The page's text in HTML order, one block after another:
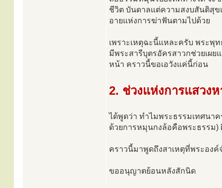
ชีวิต บันดาลแต่ความสงบสันติสุ
อายแห่งการฆ่าฟันตามไปด้วย
เพราะเหตุฉะนี้แหละครับ พระพุ
มีพระสารีบุตรอัครสาวกช่วยเผย
หน้า คราวนี้ขอเอวังแค่นี้ก่อน
2. ช่วงแห่งการแสวงห
ได้พูดว่า ทำไมพระธรรมเทศนา
ด้วยการหมุนกงล้อคือพระธรรม)
คราวนี้มาพูดถึงสาเหตุที่พระองค์
ขออนุญาตย้อนหลังสักนิด